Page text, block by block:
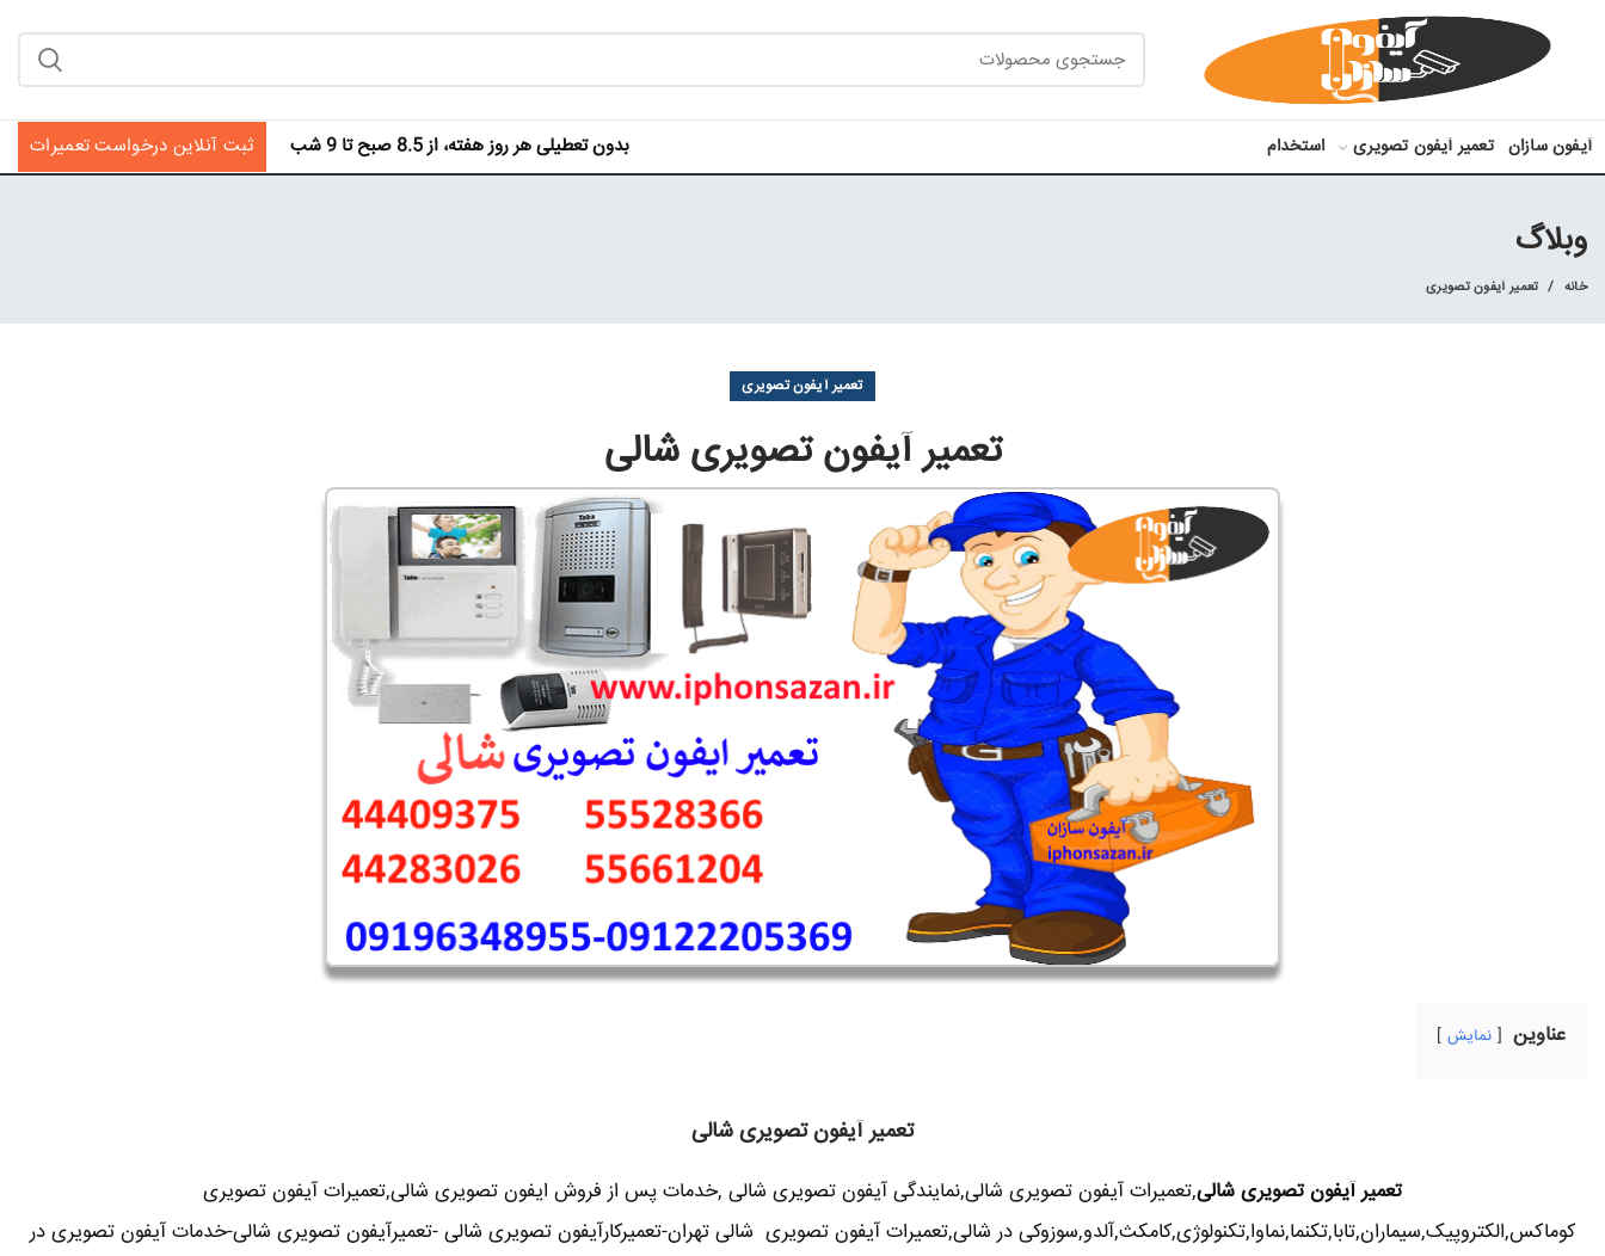
آیفون سازان تعمیر آیفون تصویری استخدام بدون تعطیلی هر روز هفته، از 8.5 صبح تا 9 شب ثبت آنلاین درخواست تعمیرات
وبلاگ
خانه تعمیر آیفون تصویری
تعمیر آیفون تصویری
تعمیر آیفون تصویری شالی
عناوین نمایش
تعمیر آیفون تصویری شالی
تعمیر آیفون تصویری شالی,تعمیرات آیفون تصویری شالی,نمایندگی آیفون تصویری شالی ,خدمات پس از فروش ایفون تصویری شالی,تعمیرات آیفون تصویری
کوماکس,الکتروپیک,سیماران,تابا,تکنما,نماوا,تکنولوژی,کامکث,آلدو,سوزوکی در شالی,تعمیرات آیفون تصویری شالی تهران-تعمیرکارآیفون تصویری شالی -تعمیرآیفون تصویری شالی-خدمات آیفون تصویری در